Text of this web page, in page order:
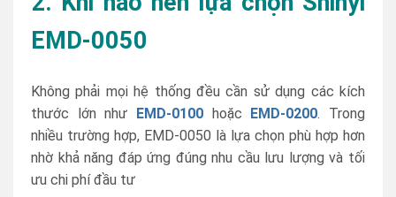
EMD-0050
Không phải mọi hệ thống đều cần sử dụng các kích
thước lớn như EMD-0100 hoặc EMD-0200. Trong
nhiều trường hợp, EMD-0050 là lựa chọn phù hợp hơn
nhờ khả năng đáp ứng đúng nhu cầu lưu lượng và tối
ưu chi phí đầu tư